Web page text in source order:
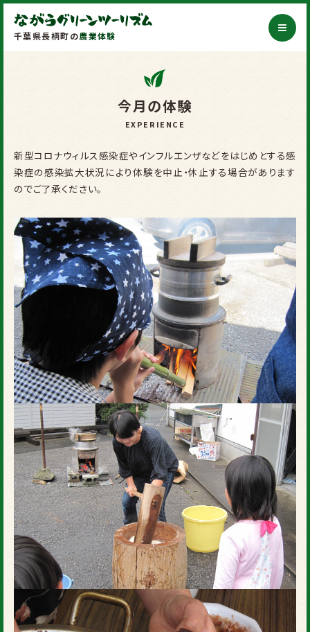
千葉県長柄町の農業体験
今月の体験
新型コロナウィルス感染症やインフルエンザなどをはじめとする感
染症の感染拡大状況により体験を中止・休止する場合があります
のでご了承ください。